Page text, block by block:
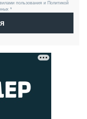
пользования и Политикой
*